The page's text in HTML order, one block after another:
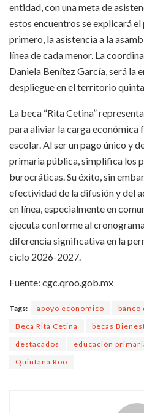
entidad, con una meta de
estos encuentros se explicará
primero, la asistencia a la
línea de cada menor. La
Daniela Benítez García, será la
despliegue en el territorio
La beca “Rita Cetina”
para aliviar la carga económica
escolar. Al ser un pago único y
primaria pública, simplifica los
burocráticas. Su éxito, sin
efectividad de la difusión y del
en línea, especialmente en
ejecuta conforme al
diferencia significativa en la
ciclo 2026-2027.
Fuente: cgc.qroo.gob.mx
Tags: apoyo economico
banco
Beca Rita Cetina
becas
destacados
educación
Quintana Roo